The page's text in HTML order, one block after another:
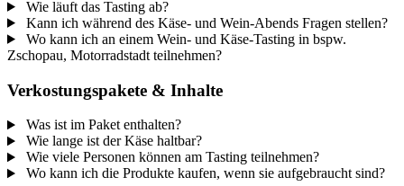
Wie läuft das Tasting ab?
Kann ich während des Käse- und Wein-Abends Fragen stellen?
Wo kann ich an einem Wein- und Käse-Tasting in bspw.
Zschopau, Motorradstadt teilnehmen?
Verkostungspakete & Inhalte
Was ist im Paket enthalten?
Wie lange ist der Käse haltbar?
Wie viele Personen können am Tasting teilnehmen?
Wo kann ich die Produkte kaufen, wenn sie aufgebraucht sind?